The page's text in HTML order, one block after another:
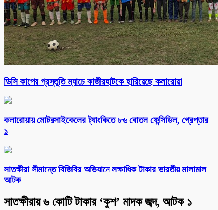
ডিসি কাপের প্রস্তুতি ম্যাচে কাজীরহাটকে হারিয়েছে কলারোয়া
কলারোয়ায় মোটরসাইকেলের ট্যাংকিতে ৮৬ বোতল ফেন্সিডিল, গ্রেপ্তার
১
সাতক্ষীরা সীমান্তে বিজিবির অভিযানে লক্ষাধিক টাকার ভারতীয় মালামাল
আটক
সাতক্ষীরায় ৬ কোটি টাকার ‘কুশ’ মাদক জব্দ, আটক ১